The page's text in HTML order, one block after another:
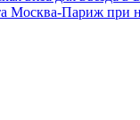
Москва-Париж при